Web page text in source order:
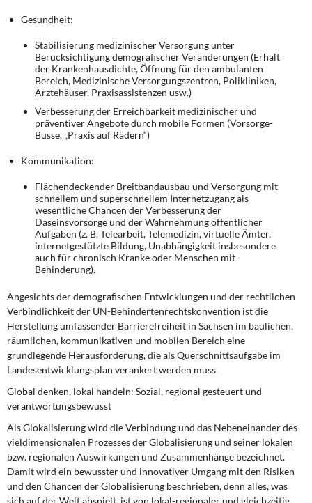
Gesundheit:
Stabilisierung medizinischer Versorgung unter
Berücksichtigung demografischer Veränderungen (Erhalt
der Krankenhausdichte, Öffnung für den ambulanten
Bereich, Medizinische Versorgungszentren, Polikliniken,
Ärztehäuser, Praxisassistenzen usw.)
Verbesserung der Erreichbarkeit medizinischer und
präventiver Angebote durch mobile Formen (Vorsorge-
Busse, „Praxis auf Rädern“)
Kommunikation:
Flächendeckender Breitbandausbau und Versorgung mit
schnellem und superschnellem Internetzugang als
wesentliche Chancen der Verbesserung der
Daseinsvorsorge und der Wahrnehmung öffentlicher
Aufgaben (z. B. Telearbeit, Telemedizin, virtuelle Ämter,
internetgestützte Bildung, Unabhängigkeit insbesondere
auch für chronisch Kranke oder Menschen mit
Behinderung).
Angesichts der demografischen Entwicklungen und der rechtlichen
Verbindlichkeit der UN-Behindertenrechtskonvention ist die
Herstellung umfassender Barrierefreiheit in Sachsen im baulichen,
räumlichen, kommunikativen und mobilen Bereich eine
grundlegende Herausforderung, die als Querschnittsaufgabe im
Landesentwicklungsplan verankert werden muss.
Global denken, lokal handeln: Sozial, regional gesteuert und
verantwortungsbewusst
Als Glokalisierung wird die Verbindung und das Nebeneinander des
vieldimensionalen Prozesses der Globalisierung und seiner lokalen
bzw. regionalen Auswirkungen und Zusammenhänge bezeichnet.
Damit wird ein bewusster und innovativer Umgang mit den Risiken
und den Chancen der Globalisierung beschrieben, denn alles, was
sich auf der Welt abspielt, ist von lokal-regionaler und gleichzeitig